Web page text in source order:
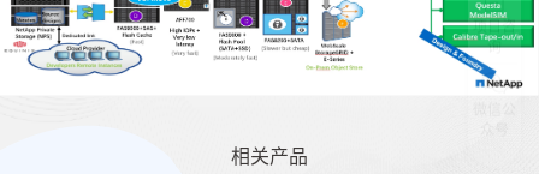
相关产品
项目咨
询